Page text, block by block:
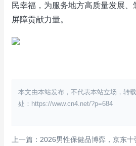
民幸福，为服务地方高质量发展
屏障贡献力量。
本文由本站发布，不代表本站立场，转
处：https://www.cn4.net/?p=684
上一篇：2026男性保健品博弈，京东